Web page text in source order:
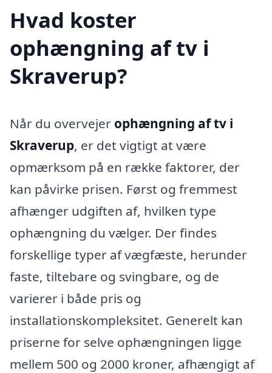
Hvad koster
ophængning af tv i
Skraverup?
Når du overvejer ophængning af tv i
Skraverup, er det vigtigt at være
opmærksom på en række faktorer, der
kan påvirke prisen. Først og fremmest
afhænger udgiften af, hvilken type
ophængning du vælger. Der findes
forskellige typer af vægfæste, herunder
faste, tiltebare og svingbare, og de
varierer i både pris og
installationskompleksitet. Generelt kan
priserne for selve ophængningen ligge
mellem 500 og 2000 kroner, afhængigt af